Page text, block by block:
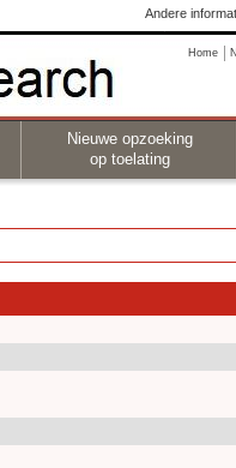
Andere
Home
Nieuwe opzoeking
op toelating